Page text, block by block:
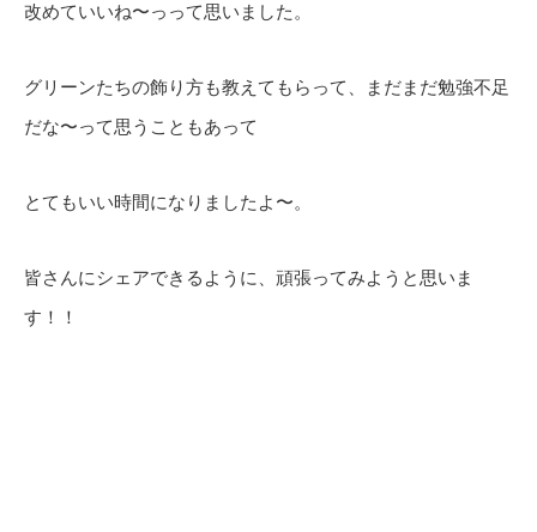
改めていいね〜っって思いました。
グリーンたちの飾り方も教えてもらって、まだまだ勉強不足
だな〜って思うこともあって
とてもいい時間になりましたよ〜。
皆さんにシェアできるように、頑張ってみようと思いま
す！！